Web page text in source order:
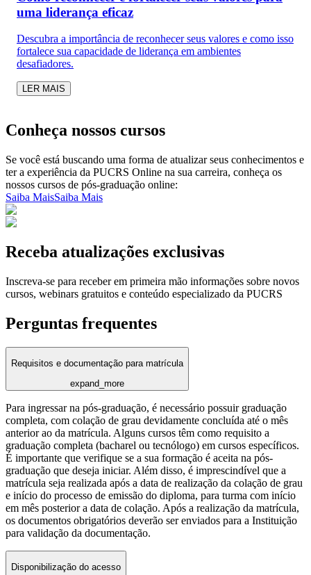
uma liderança eficaz
Descubra a importância de reconhecer seus valores e como isso
fortalece sua capacidade de liderança em ambientes
desafiadores.
LER MAIS
Conheça nossos cursos
Se você está buscando uma forma de atualizar seus conhecimentos e
ter a experiência da PUCRS Online na sua carreira, conheça os
nossos cursos de pós-graduação online:
Saiba MaisSaiba Mais
Receba atualizações exclusivas
Inscreva-se para receber em primeira mão informações sobre novos
cursos, webinars gratuitos e conteúdo especializado da PUCRS
Perguntas frequentes
Requisitos e documentação para matrícula
expand_more
Para ingressar na pós-graduação, é necessário possuir graduação
completa, com colação de grau devidamente concluída até o mês
anterior ao da matrícula. Alguns cursos têm como requisito a
graduação completa (bacharel ou tecnólogo) em cursos específicos.
É importante que verifique se a sua formação é aceita na pós-
graduação que deseja iniciar. Além disso, é imprescindível que a
matrícula seja realizada após a data de realização da colação de grau
e início do processo de emissão do diploma, para turma com início
em mês posterior a data de colação. Após a realização da matrícula,
os documentos obrigatórios deverão ser enviados para a Instituição
para validação da documentação.
Disponibilização do acesso